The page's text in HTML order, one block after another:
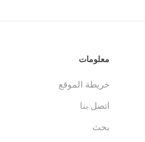
معلومات
خريطة الموقع
اتصل بنا
بحث